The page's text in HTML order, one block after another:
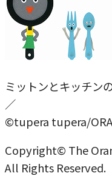
ミットンとキッチン
／
©tupera tupera/
Copyright© The
All Rights Reserved.